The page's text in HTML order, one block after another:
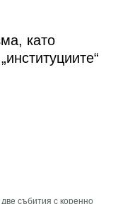
като
събития с коренно